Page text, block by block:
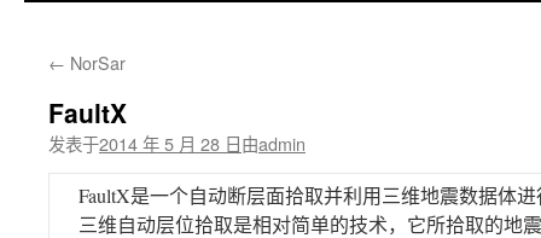
文← NorSar
FaultX
发表于2014 年 5 月 28 日由admin
FaultX是一个自动断层面拾取并利用三维地震数据体
三维自动层位拾取是相对简单的技术，它所拾取的地